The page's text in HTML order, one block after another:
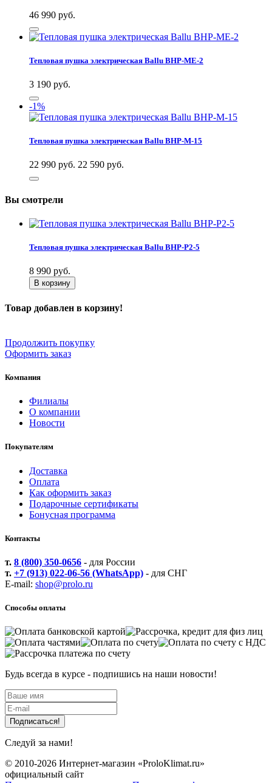
46 990 руб.
Тепловая пушка электрическая Ballu BHP-ME-2
3 190 руб.
-1%
Тепловая пушка электрическая Ballu BHP-M-15
22 990 руб. 22 590 руб.
Вы смотрели
Тепловая пушка электрическая Ballu BHP-P2-5
8 990 руб.
В корзину
Товар добавлен в корзину!
Продолжить покупку
Оформить заказ
Компания
Филиалы
О компании
Новости
Покупателям
Доставка
Оплата
Как оформить заказ
Подарочные сертификаты
Бонусная программа
Контакты
т. 8 (800) 350-0656 - для России
т. +7 (913) 022-06-56 (WhatsApp) - для СНГ
E-mail: shop@prolo.ru
Способы оплаты
Будь всегда в курсе - подпишись на наши новости!
Следуй за нами!
© 2010-2026 Интернет-магазин «ProloKlimat.ru»
официальный сайт
Файлы cookie
Мы используем файлы cookie для улучшения взаимодействия
с пользователями и обслуживания. Продолжая просмотр
страниц нашего сайта, вы принимаете условия